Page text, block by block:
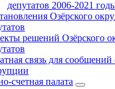
депутатов 2006-2021
Озёрского
решений Озёрского
связь для сообщений
счетная палата